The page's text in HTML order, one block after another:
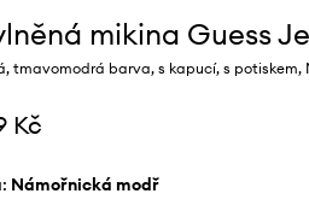
mikina Guess
tmavomodrá barva, s kapucí, s potiskem,
Kč
námořnická modř